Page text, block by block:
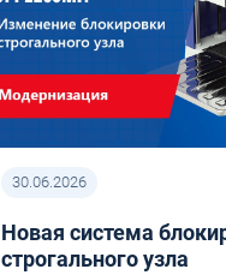
30.06.2026
Новая система
строгального узла